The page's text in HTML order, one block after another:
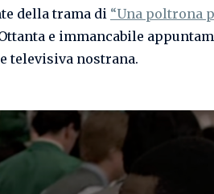
della trama di “Una poltrona
e immancabile
televisiva nostrana.